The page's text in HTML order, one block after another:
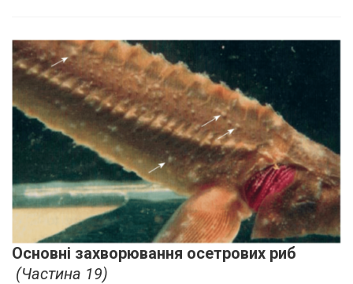
Основні захворювання осетрових риб
(Частина 19)